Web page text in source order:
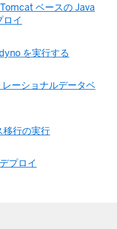
ベースの Java
イ
を実行する
ーショナルデータベ
移行の実行
プロイ